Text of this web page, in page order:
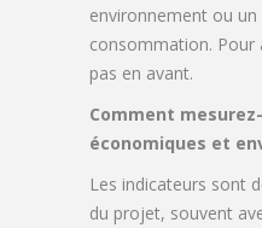
environnement ou un
consommation. Pour
pas en avant.
Comment
économiques et
Les indicateurs sont
du projet, souvent